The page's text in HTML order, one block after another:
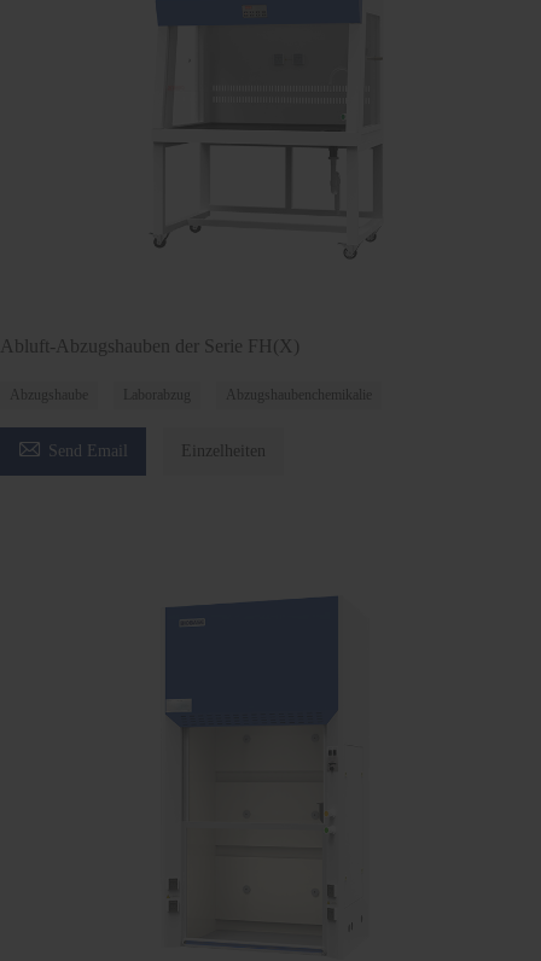
Abluft-Abzugshauben der Serie FH(X)
Abzugshaube Laborabzug Abzugshaubenchemikalie
 Send Email Einzelheiten